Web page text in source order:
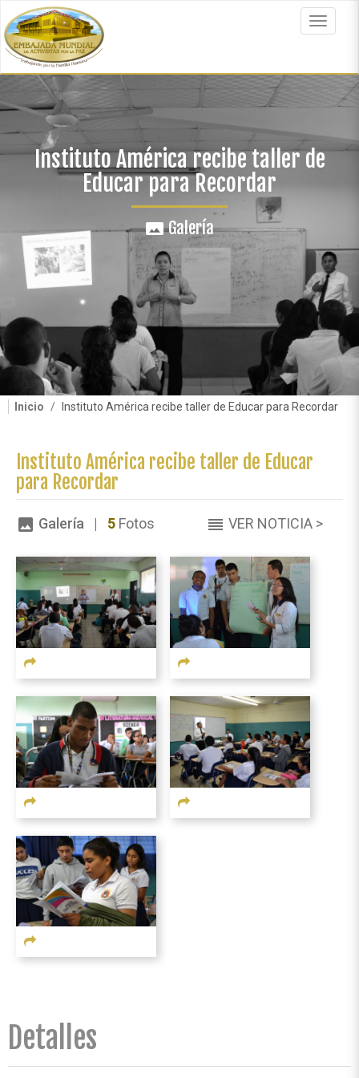
al
contenido
principal
Toggle
Instituto América recibe taller de
Educar para Recordar
panoramaGalería
Inicio Instituto América recibe taller de Educar para Recordar
Instituto América recibe taller de Educar
para Recordar
image Galería | 5 Fotos reorder VER NOTICIA >
Detalles